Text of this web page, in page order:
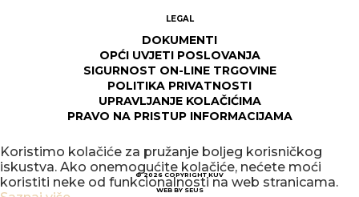
LEGAL
DOKUMENTI
OPĆI UVJETI POSLOVANJA
SIGURNOST ON-LINE TRGOVINE
POLITIKA PRIVATNOSTI
UPRAVLJANJE KOLAČIĆIMA
PRAVO NA PRISTUP INFORMACIJAMA
© 2026 COPYRIGHT KUV
WEB BY SEUS
Koristimo kolačiće za pružanje boljeg korisničkog
iskustva. Ako onemogućite kolačiće, nećete moći
koristiti neke od funkcionalnosti na web stranicama.